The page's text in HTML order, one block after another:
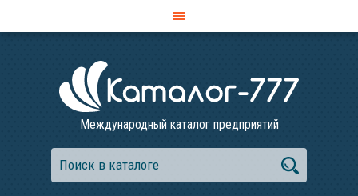
Международный каталог предприятий